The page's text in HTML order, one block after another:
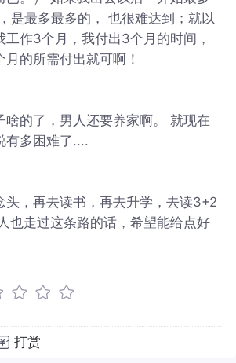
是最多最多的， 也很难达到；就以
工作3个月，我付出3个月的时间，
的所需付出就可啊！
啥的了，男人还要养家啊。 就现在
有多困难了....
头，再去读书，再去升学，去读3+2
也走过这条路的话，希望能给点好
打赏